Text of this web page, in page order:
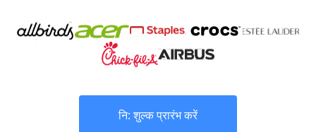
नि: शुल्क प्रारंभ करें